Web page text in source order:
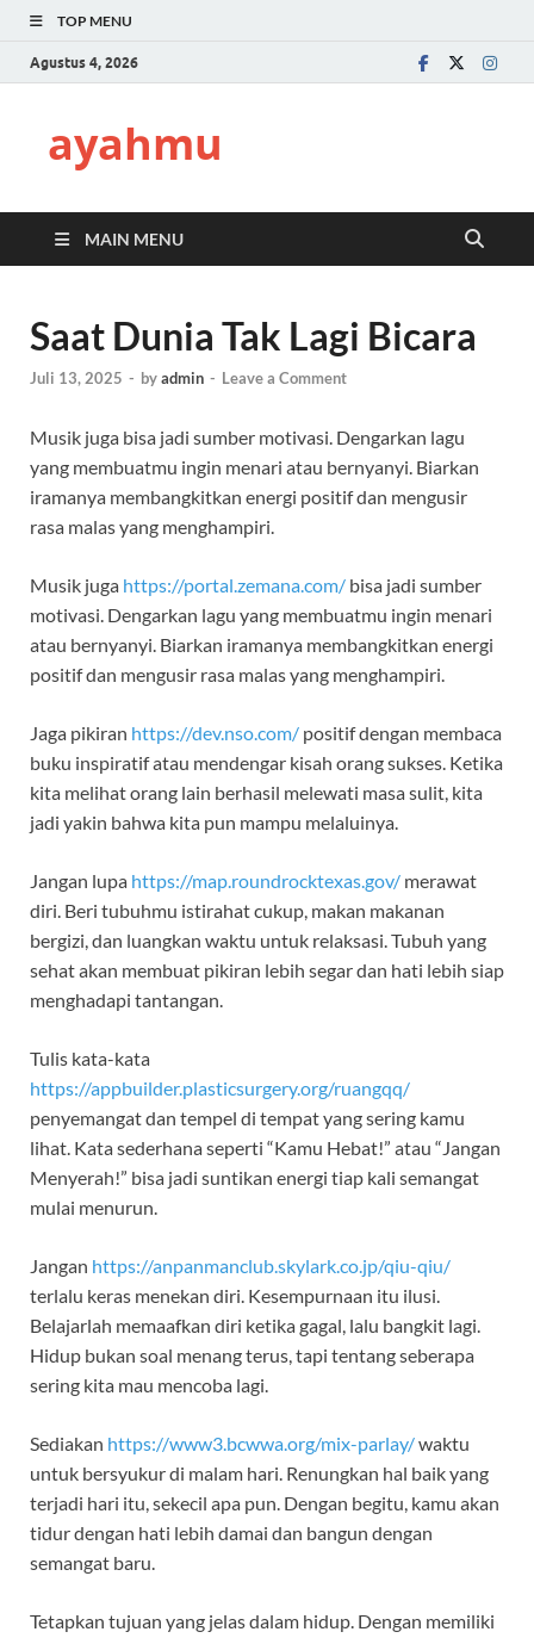
TOP MENU
Agustus 4, 2026
ayahmu
MAIN MENU
Saat Dunia Tak Lagi Bicara
Juli 13, 2025 - byadmin - Leave a Comment
Musik juga bisa jadi sumber motivasi. Dengarkan lagu
yang membuatmu ingin menari atau bernyanyi. Biarkan
iramanya membangkitkan energi positif dan mengusir
rasa malas yang menghampiri.
Musik juga https://portal.zemana.com/ bisa jadi sumber
motivasi. Dengarkan lagu yang membuatmu ingin menari
atau bernyanyi. Biarkan iramanya membangkitkan energi
positif dan mengusir rasa malas yang menghampiri.
Jaga pikiran https://dev.nso.com/ positif dengan membaca
buku inspiratif atau mendengar kisah orang sukses. Ketika
kita melihat orang lain berhasil melewati masa sulit, kita
jadi yakin bahwa kita pun mampu melaluinya.
Jangan lupa https://map.roundrocktexas.gov/ merawat
diri. Beri tubuhmu istirahat cukup, makan makanan
bergizi, dan luangkan waktu untuk relaksasi. Tubuh yang
sehat akan membuat pikiran lebih segar dan hati lebih siap
menghadapi tantangan.
Tulis kata-kata
https://appbuilder.plasticsurgery.org/ruangqq/
penyemangat dan tempel di tempat yang sering kamu
lihat. Kata sederhana seperti “Kamu Hebat!” atau “Jangan
Menyerah!” bisa jadi suntikan energi tiap kali semangat
mulai menurun.
Jangan https://anpanmanclub.skylark.co.jp/qiu-qiu/
terlalu keras menekan diri. Kesempurnaan itu ilusi.
Belajarlah memaafkan diri ketika gagal, lalu bangkit lagi.
Hidup bukan soal menang terus, tapi tentang seberapa
sering kita mau mencoba lagi.
Sediakan https://www3.bcwwa.org/mix-parlay/waktu
untuk bersyukur di malam hari. Renungkan hal baik yang
terjadi hari itu, sekecil apa pun. Dengan begitu, kamu akan
tidur dengan hati lebih damai dan bangun dengan
semangat baru.
Tetapkan tujuan yang jelas dalam hidup. Dengan memiliki